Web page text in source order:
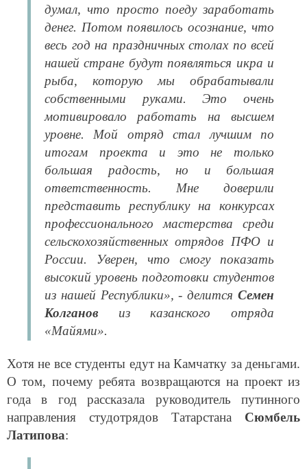
думал, что просто поеду заработать
денег. Потом появилось осознание, что
весь год на праздничных столах по всей
нашей стране будут появляться икра и
рыба, которую мы обрабатывали
собственными руками. Это очень
мотивировало работать на высшем
уровне. Мой отряд стал лучшим по
итогам проекта и это не только
большая радость, но и большая
ответственность. Мне доверили
представить республику на конкурсах
профессионального мастерства среди
сельскохозяйственных отрядов ПФО и
России. Уверен, что смогу показать
высокий уровень подготовки студентов
из нашей Республики», - делится Семен
Колганов из казанского отряда
«Майями».
Хотя не все студенты едут на Камчатку за деньгами.
О том, почему ребята возвращаются на проект из
года в год рассказала руководитель путинного
направления студотрядов Татарстана Сюмбель
Латипова: